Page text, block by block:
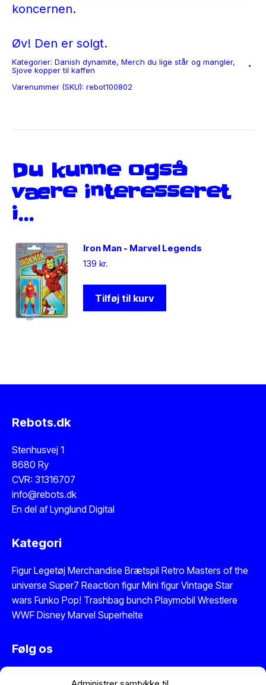
koncernen.
Øv! Den er solgt.
Kategorier: Danish dynamite, Merch du lige står og mangler,
Sjove kopper til kaffen
Varenummer (SKU): rebot100802
Du kunne også
være interesseret
i…
Iron Man - Marvel Legends
139 kr.
Tilføj til kurv
Rebots.dk
Stenhusvej 1
8680 Ry
CVR: 31316707
info@rebots.dk
En del afLynglund Digital
Kategori
Figur Legetøj Merchandise Brætspil Retro Masters of the
universe Super7 Reaction figur Mini figurVintage Star
wars Funko Pop! Trashbag bunch Playmobil Wrestlere
WWF Disney Marvel Superhelte
Følg os